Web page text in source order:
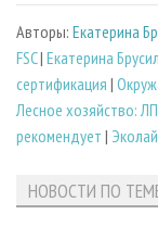
Авторы: Екатерина
FSC| Екатерина
сертификация |
Лесное хозяйство:
рекомендует |
НОВОСТИ ПО